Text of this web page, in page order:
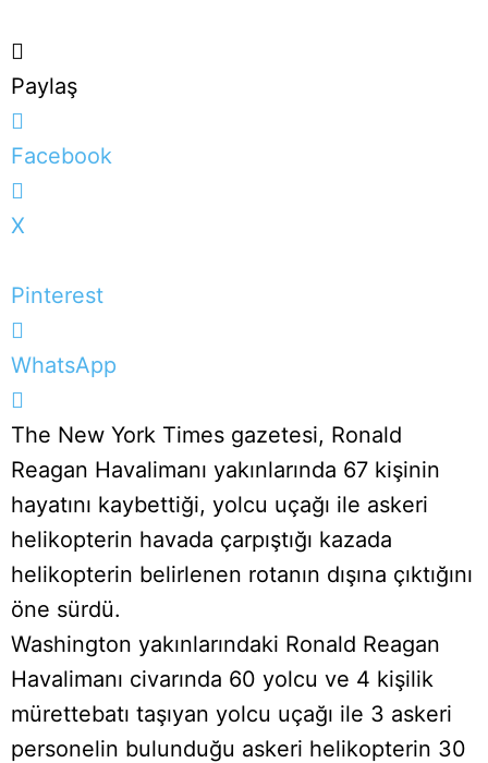
Paylaş
Facebook
X
Pinterest
WhatsApp
The New York Times gazetesi, Ronald
Reagan Havalimanı yakınlarında 67 kişinin
hayatını kaybettiği, yolcu uçağı ile askeri
helikopterin havada çarpıştığı kazada
helikopterin belirlenen rotanın dışına çıktığını
öne sürdü.
Washington yakınlarındaki Ronald Reagan
Havalimanı civarında 60 yolcu ve 4 kişilik
mürettebatı taşıyan yolcu uçağı ile 3 askeri
personelin bulunduğu askeri helikopterin 30